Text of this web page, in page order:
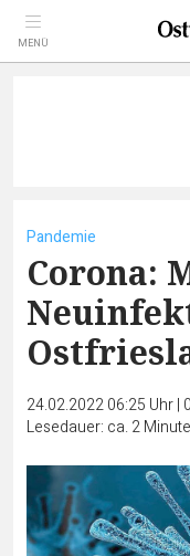
MENÜ
Pandemie
Corona:
24.02.2022 06:25 Uhr| 0
Lesedauer: ca. 2